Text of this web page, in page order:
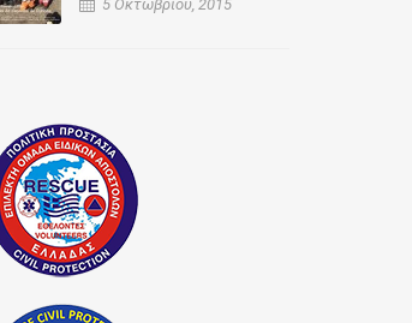
5 Οκτωβρίου, 2015